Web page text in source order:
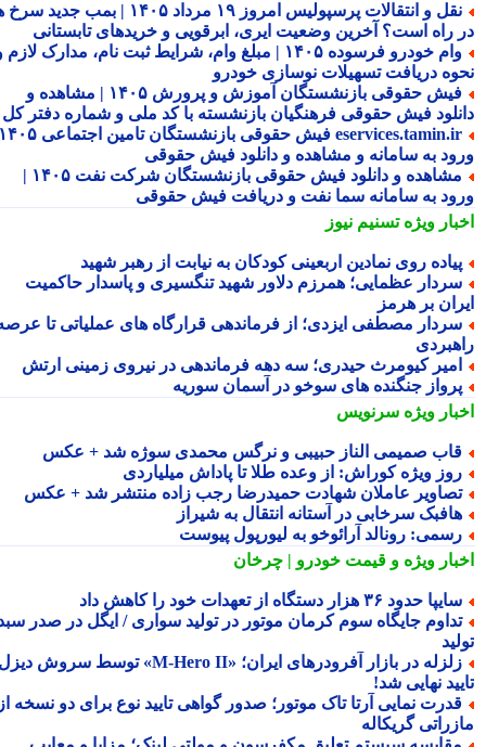
نقل و انتقالات پرسپولیس امروز ۱۹ مرداد ۱۴۰۵ | بمب جدید سرخ ها
راه است؟ آخرین وضعیت ایری، ابرقویی و خریدهای تابستانی
وام خودرو فرسوده ۱۴۰۵ | مبلغ وام، شرایط ثبت نام، مدارک لازم و
دریافت تسهیلات نوسازی خودرو
فیش حقوقی بازنشستگان آموزش و پرورش ۱۴۰۵ | مشاهده و
فیش حقوقی فرهنگیان بازنشسته با کد ملی و شماره دفتر کل
eservices.tamin.ir فیش حقوقی بازنشستگان تامین اجتماعی ۱۴۰۵ |
به سامانه و مشاهده و دانلود فیش حقوقی
مشاهده و دانلود فیش حقوقی بازنشستگان شرکت نفت ۱۴۰۵ |
به سامانه سما نفت و دریافت فیش حقوقی
ویژهتسنیم نیوز
روی نمادین اربعینی کودکان به نیابت از رهبر شهید
عظمایی؛ همرزم دلاور شهید تنگسیری و پاسدار حاکمیت
بر هرمز
مصطفی ایزدی؛ از فرماندهی قرارگاه های عملیاتی تا عرصه
کیومرث حیدری؛ سه دهه فرماندهی در نیروی زمینی ارتش
جنگنده های سوخو در آسمان سوریه
ویژهسرنویس
صمیمی الناز حبیبی و نرگس محمدی سوژه شد + عکس
ویژه کوراش: از وعده طلا تا پاداش میلیاردی
عاملان شهادت حمیدرضا رجب زاده منتشر شد + عکس
سرخابی در آستانه انتقال به شیراز
رونالد آرائوخو به لیورپول پیوست
ویژهو قیمت خودرو | چرخان
حدود ۳۶ هزار دستگاه از تعهدات خود را کاهش داد
جایگاه سوم کرمان موتور در تولید سواری / ایگل در صدر سبد
زلزله در بازار آفرودرهای ایران؛ «M-Hero II» توسط سروش دیزل
نهایی شد!
نمایی آرتا تاک موتور؛ صدور گواهی تایید نوع برای دو نسخه از
گریکاله